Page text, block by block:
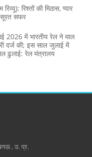
रिव्यू): रिश्तों की मिठास, प्यार
सफर
2026 में भारतीय रेल ने माल
दर्ज की; इस साल जुलाई में
ढुलाई: रेल मंत्रालय
, उ. प्र.